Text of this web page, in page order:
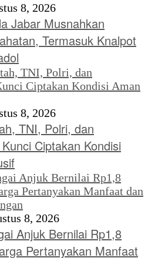
8, 2026
Jabar Musnahkan
Termasuk Knalpot
8, 2026
TNI, Polri, dan
Ciptakan Kondisi
8, 2026
Anjuk Bernilai Rp1,8
Pertanyakan Manfaat